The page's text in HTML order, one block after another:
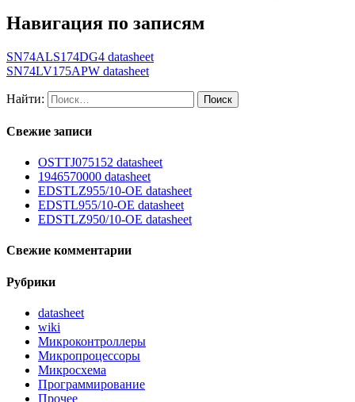
Навигация по записям
SN74ALS174DG4 datasheet
SN74LV175APW datasheet
Найти:
Свежие записи
OSTTJ075152 datasheet
1946570000 datasheet
EDSTLZ955/10-OE datasheet
EDSTL955/10-OE datasheet
EDSTLZ950/10-OE datasheet
Свежие комментарии
Рубрики
datasheet
wiki
Микроконтроллеры
Микропроцессоры
Микросхема
Программирование
Прочее